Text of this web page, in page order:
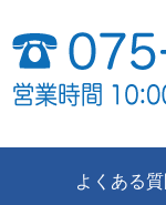
よくある